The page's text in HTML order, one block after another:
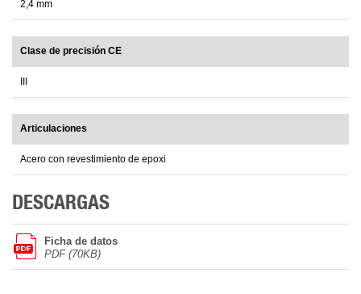
2,4 mm
Clase de precisión CE
Articulaciones
Acero con revestimiento de epoxi
DESCARGAS
Ficha de datos
PDF (70KB)